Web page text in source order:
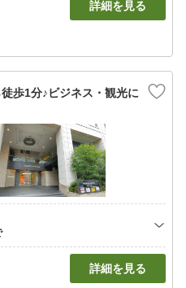
詳細を見る
歩1分♪ビジネス・観光に
詳細を見る